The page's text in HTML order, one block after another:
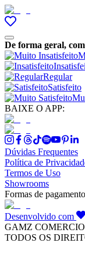
De forma geral,
Regular
Satisfeito
BAIXE O APP:
Dúvidas Frequentes
Política de
Termos de Uso
Showrooms
Formas de pagamento
Desenvolvido com
GAMZ
TODOS OS